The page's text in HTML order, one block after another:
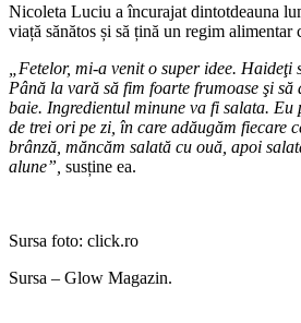
Nicoleta Luciu a încurajat dintotdeauna
viață sănătos și să țină un regim alimentar
„Fetelor, mi-a venit o super idee. Haideţi
Până la vară să fim foarte frumoase şi să
baie. Ingredientul minune va fi salata. Eu
de trei ori pe zi, în care adăugăm fiecare
brânză, măncăm salată cu ouă, apoi
alune”, susține ea.
Sursa foto: click.ro
Sursa – Glow Magazin.